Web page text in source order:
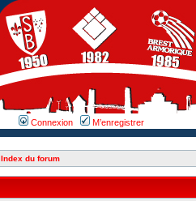
Connexion M’enregistrer
Index du forum